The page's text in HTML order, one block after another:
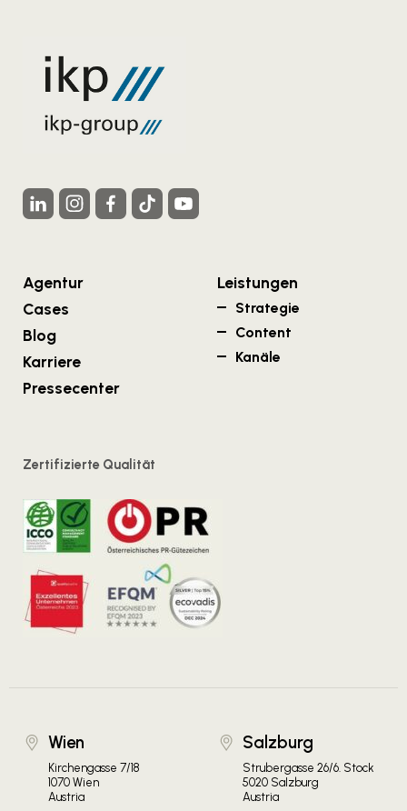
Agentur
Cases
Blog
Karriere
Pressecenter
Leistungen
Strategie
Content
Kanäle
Zertifizierte Qualität
Wien
Kirchengasse 7/18
1070 Wien
Austria
Salzburg
Strubergasse 26/6. Stock
5020 Salzburg
Austria